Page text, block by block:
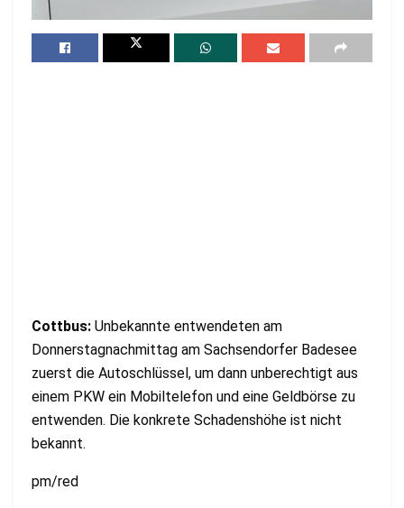
Cottbus: Unbekannte entwendeten am
Donnerstagnachmittag am Sachsendorfer Badesee
zuerst die Autoschlüssel, um dann unberechtigt aus
einem PKW ein Mobiltelefon und eine Geldbörse zu
entwenden. Die konkrete Schadenshöhe ist nicht
bekannt.
pm/red